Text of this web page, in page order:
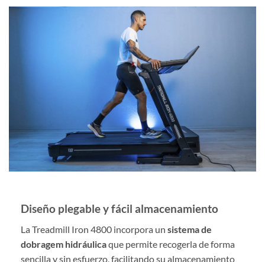
Diseño plegable y fácil almacenamiento
La Treadmill Iron 4800 incorpora un sistema de
dobragem hidráulicaque permite recogerla de forma
sencilla y sin esfuerzo, facilitando su almacenamiento